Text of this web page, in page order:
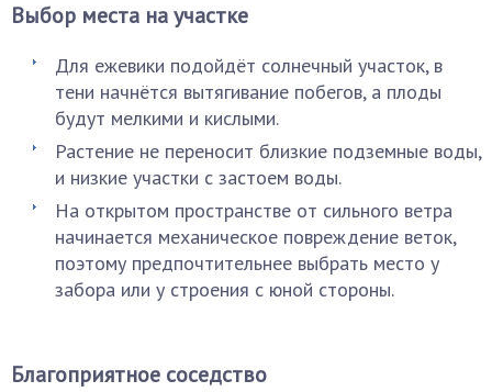
Выбор места на участке
Для ежевики подойдёт солнечный участок, в
тени начнётся вытягивание побегов, а плоды
будут мелкими и кислыми.
Растение не переносит близкие подземные воды,
и низкие участки с застоем воды.
На открытом пространстве от сильного ветра
начинается механическое повреждение веток,
поэтому предпочтительнее выбрать место у
забора или у строения с юной стороны.
Благоприятное соседство